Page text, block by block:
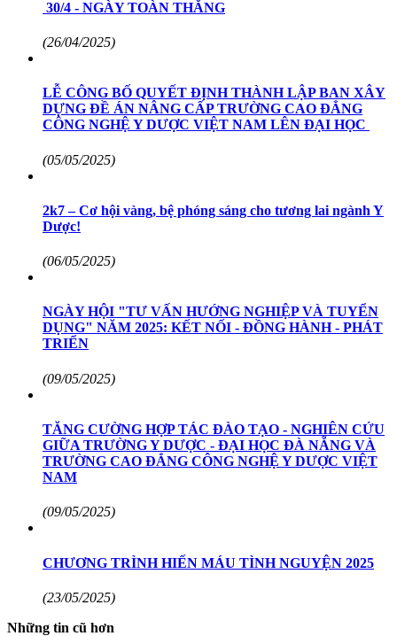
30/4 - NGÀY TOÀN THẮNG
(26/04/2025)
LỄ CÔNG BỐ QUYẾT ĐỊNH THÀNH LẬP BAN XÂY
DỰNG ĐỀ ÁN NÂNG CẤP TRƯỜNG CAO ĐẲNG
CÔNG NGHỆ Y DƯỢC VIỆT NAM LÊN ĐẠI HỌC
(05/05/2025)
2k7 – Cơ hội vàng, bệ phóng sáng cho tương lai ngành Y
Dược!
(06/05/2025)
NGÀY HỘI "TƯ VẤN HƯỚNG NGHIỆP VÀ TUYỂN
DỤNG" NĂM 2025: KẾT NỐI - ĐỒNG HÀNH - PHÁT
TRIỂN
(09/05/2025)
TĂNG CƯỜNG HỢP TÁC ĐÀO TẠO - NGHIÊN CỨU
GIỮA TRƯỜNG Y DƯỢC - ĐẠI HỌC ĐÀ NẴNG VÀ
TRƯỜNG CAO ĐẲNG CÔNG NGHỆ Y DƯỢC VIỆT
NAM
(09/05/2025)
CHƯƠNG TRÌNH HIẾN MÁU TÌNH NGUYỆN 2025
(23/05/2025)
Những tin cũ hơn